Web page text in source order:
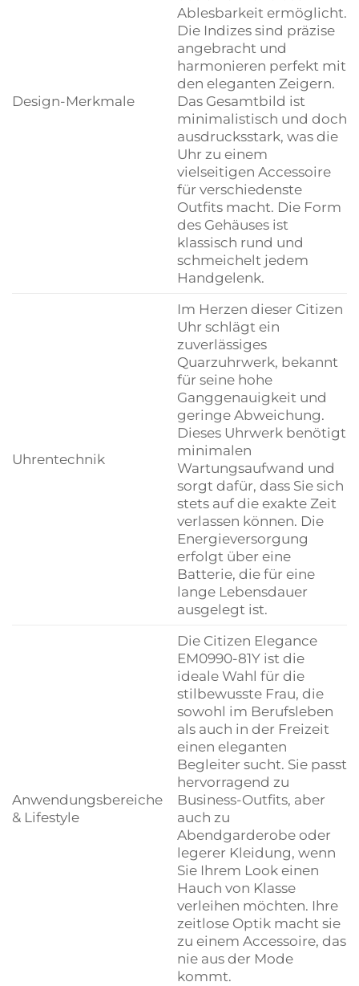
Design-Merkmale
Ablesbarkeit ermöglicht.
Die Indizes sind präzise
angebracht und
harmonieren perfekt mit
den eleganten Zeigern.
Das Gesamtbild ist
minimalistisch und doch
ausdrucksstark, was die
Uhr zu einem
vielseitigen Accessoire
für verschiedenste
Outfits macht. Die Form
des Gehäuses ist
klassisch rund und
schmeichelt jedem
Handgelenk.
Uhrentechnik
Im Herzen dieser Citizen
Uhr schlägt ein
zuverlässiges
Quarzuhrwerk, bekannt
für seine hohe
Ganggenauigkeit und
geringe Abweichung.
Dieses Uhrwerk benötigt
minimalen
Wartungsaufwand und
sorgt dafür, dass Sie sich
stets auf die exakte Zeit
verlassen können. Die
Energieversorgung
erfolgt über eine
Batterie, die für eine
lange Lebensdauer
ausgelegt ist.
Anwendungsbereiche
& Lifestyle
Die Citizen Elegance
EM0990-81Y ist die
ideale Wahl für die
stilbewusste Frau, die
sowohl im Berufsleben
als auch in der Freizeit
einen eleganten
Begleiter sucht. Sie passt
hervorragend zu
Business-Outfits, aber
auch zu
Abendgarderobe oder
legerer Kleidung, wenn
Sie Ihrem Look einen
Hauch von Klasse
verleihen möchten. Ihre
zeitlose Optik macht sie
zu einem Accessoire, das
nie aus der Mode
kommt.